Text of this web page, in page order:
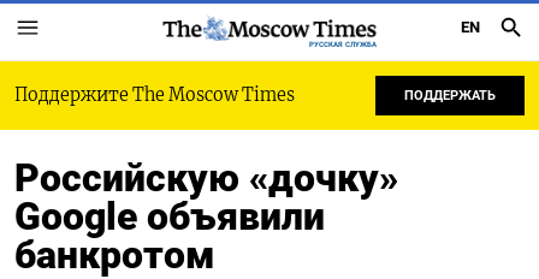
РУССКАЯ СЛУЖБА
EN
Поддержите The Moscow Times ПОДДЕРЖАТЬ
Российскую «дочку»
Google объявили
банкротом